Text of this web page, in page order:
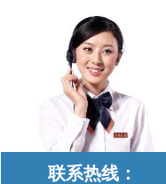
联系热线：